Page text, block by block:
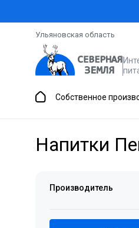
Ульяновская область
Собственное
Напитки
Производитель